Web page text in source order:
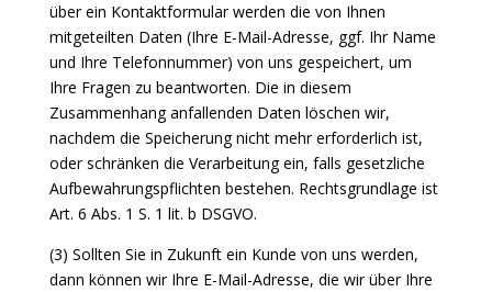
über ein Kontaktformular werden die von Ihnen
mitgeteilten Daten (Ihre E-Mail-Adresse, ggf. Ihr Name
und Ihre Telefonnummer) von uns gespeichert, um
Ihre Fragen zu beantworten. Die in diesem
Zusammenhang anfallenden Daten löschen wir,
nachdem die Speicherung nicht mehr erforderlich ist,
oder schränken die Verarbeitung ein, falls gesetzliche
Aufbewahrungspflichten bestehen. Rechtsgrundlage ist
Art. 6 Abs. 1 S. 1 lit. b DSGVO.
(3) Sollten Sie in Zukunft ein Kunde von uns werden,
dann können wir Ihre E-Mail-Adresse, die wir über Ihre